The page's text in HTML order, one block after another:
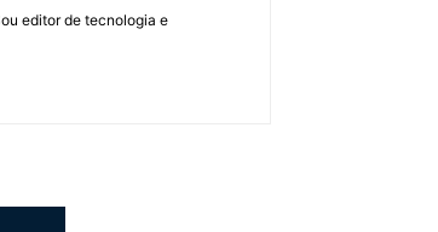
editor de tecnologia e